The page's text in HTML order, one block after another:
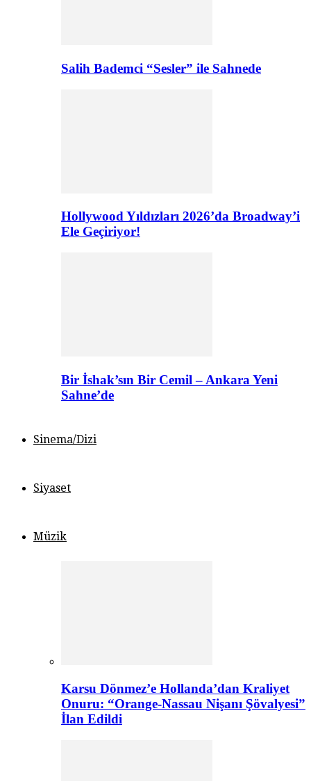
Salih Bademci “Sesler” ile Sahnede
Hollywood Yıldızları 2026’da Broadway’i
Ele Geçiriyor!
Bir İshak’sın Bir Cemil – Ankara Yeni
Sahne’de
Sinema/Dizi
Siyaset
Müzik
Karsu Dönmez’e Hollanda’dan Kraliyet
Onuru: “Orange-Nassau Nişanı Şövalyesi”
İlan Edildi